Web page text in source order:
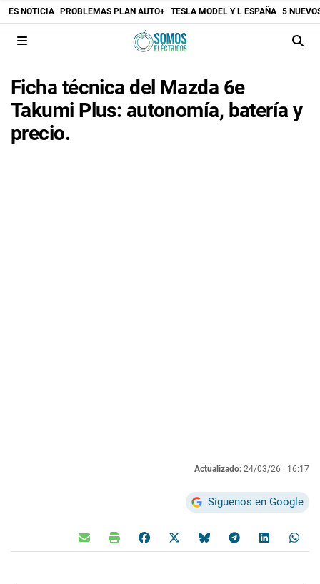
ES NOTICIA PROBLEMAS PLAN AUTO+ TESLA MODEL Y L ESPAÑA 5
Ficha técnica del Mazda 6e
Takumi Plus: autonomía, batería y
precio.
Actualizado: 24/03/26 | 16:17
Síguenos en Google